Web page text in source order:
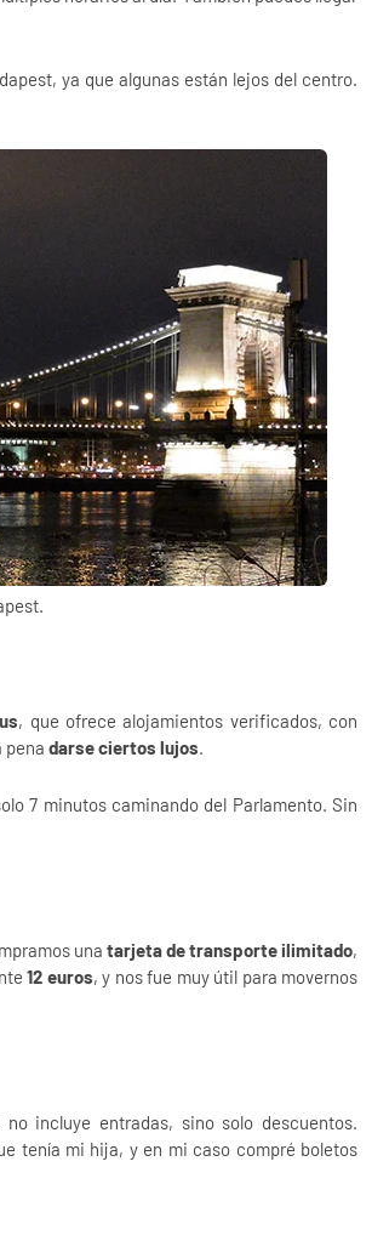
ya que algunas están lejos del centro.
, que ofrece alojamientos verificados, con
pena darse ciertos lujos.
7 minutos caminando del Parlamento. Sin
una tarjeta de transporte ilimitado,
12 euros, y nos fue muy útil para movernos
incluye entradas, sino solo descuentos.
tenía mi hija, y en mi caso compré boletos